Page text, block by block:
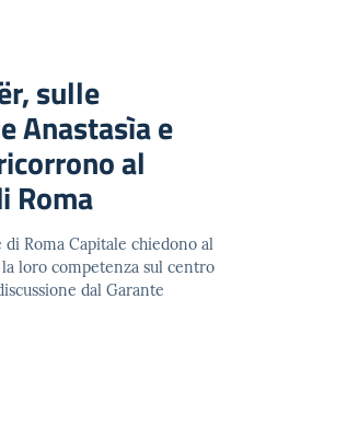
sulle
Anastasìa e
al
Roma
Roma Capitale chiedono al
loro competenza sul centro
dal Garante